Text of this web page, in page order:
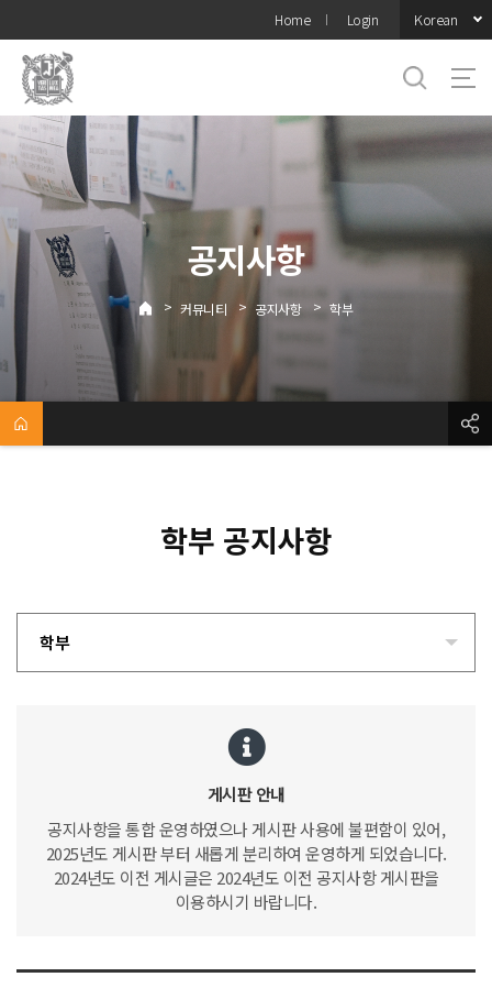
메뉴
Home Login Korean
공지사항
> 커뮤니티 > 공지사항 > 학부
학부 공지사항
학부
게시판 안내
공지사항을 통합 운영하였으나 게시판 사용에 불편함이 있어,
2025년도 게시판 부터 새롭게 분리하여 운영하게 되었습니다.
2024년도 이전 게시글은 2024년도 이전 공지사항 게시판을
이용하시기 바랍니다.